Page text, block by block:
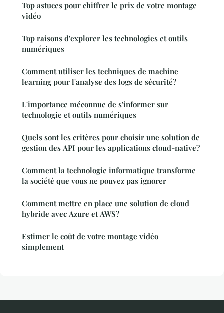
Top astuces pour chiffrer le prix de votre montage
vidéo
Top raisons d'explorer les technologies et outils
numériques
Comment utiliser les techniques de machine
learning pour l'analyse des logs de sécurité?
L'importance méconnue de s'informer sur
technologie et outils numériques
Quels sont les critères pour choisir une solution de
gestion des API pour les applications cloud-native?
Comment la technologie informatique transforme
la société que vous ne pouvez pas ignorer
Comment mettre en place une solution de cloud
hybride avec Azure et AWS?
Estimer le coût de votre montage vidéo
simplement